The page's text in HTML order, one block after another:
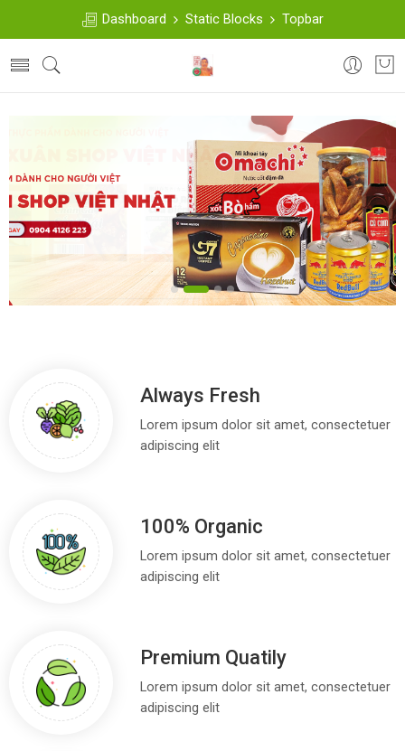
Dashboard Static Blocks Topbar
Always Fresh
Lorem ipsum dolor sit amet, consectetuer
adipiscing elit
100% Organic
Lorem ipsum dolor sit amet, consectetuer
adipiscing elit
Premium Quatily
Lorem ipsum dolor sit amet, consectetuer
adipiscing elit